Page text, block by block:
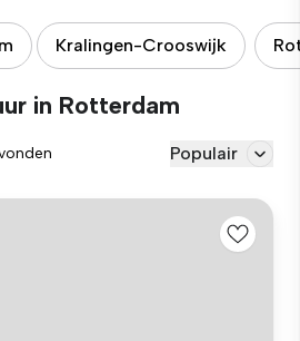
Kralingen-Crooswijk
in Rotterdam
Populair